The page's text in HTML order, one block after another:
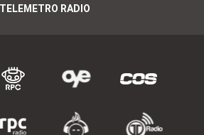
TELEMETRO RADIO